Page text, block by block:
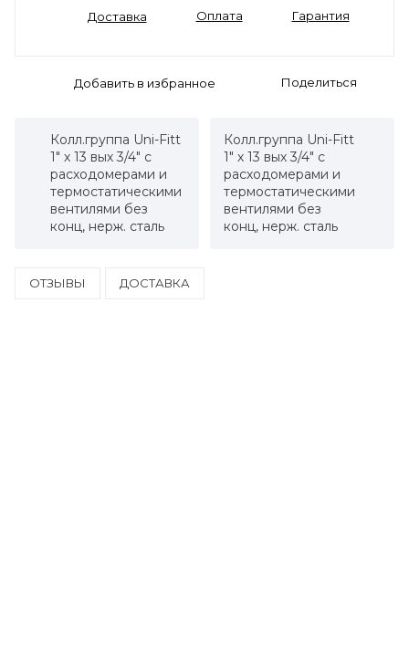
Доставка Оплата Гарантия
Поделиться
Колл.группа Uni-Fitt
1" х 13 вых 3/4" с
расходомерами и
термостатическими
вентилями без
конц, нерж. сталь
Колл.группа Uni-Fitt
1" х 13 вых 3/4" с
расходомерами и
термостатическими
вентилями без
конц, нерж. сталь
ОТЗЫВЫ ДОСТАВКА